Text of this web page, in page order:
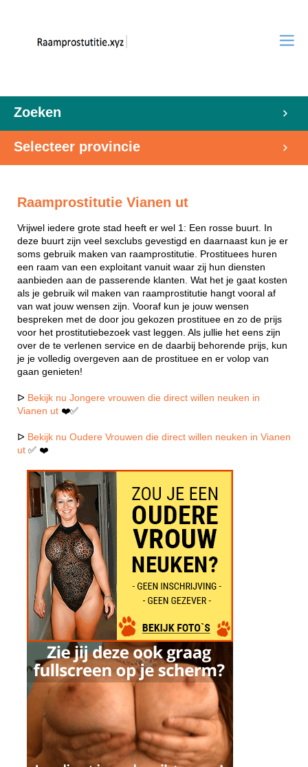
Zoeken
Selecteer provincie
Raamprostitutie Vianen ut
Vrijwel iedere grote stad heeft er wel 1: Een rosse buurt. In
deze buurt zijn veel sexclubs gevestigd en daarnaast kun je er
soms gebruik maken van raamprostitutie. Prostituees huren
een raam van een exploitant vanuit waar zij hun diensten
aanbieden aan de passerende klanten. Wat het je gaat kosten
als je gebruik wil maken van raamprostitutie hangt vooral af
van wat jouw wensen zijn. Vooraf kun je jouw wensen
bespreken met de door jou gekozen prostituee en zo de prijs
voor het prostitutiebezoek vast leggen. Als jullie het eens zijn
over de te verlenen service en de daarbij behorende prijs, kun
je je volledig overgeven aan de prostituee en er volop van
gaan genieten!
ᐅ Bekijk nu Jongere vrouwen die direct willen neuken in
Vianen ut ❤️✅
ᐅ Bekijk nu Oudere Vrouwen die direct willen neuken in Vianen
ut ✅ ❤️